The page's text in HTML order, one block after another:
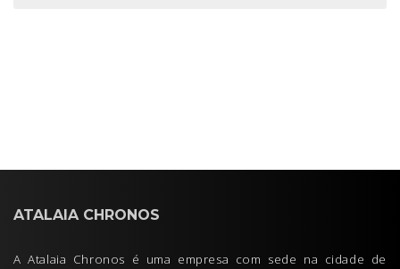
ATALAIA CHRONOS
A Atalaia Chronos é uma empresa com sede na cidade de